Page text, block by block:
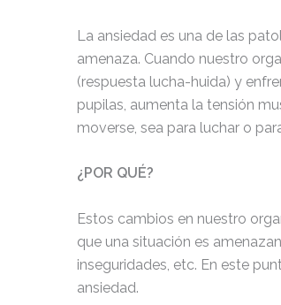
La ansiedad es una de las
amenaza. Cuando nuestro
(respuesta lucha-huida) y
pupilas, aumenta la tensión
moverse, sea para luchar o
¿POR QUÉ?
Estos cambios en nuestro
que una situación es
inseguridades, etc. En este
ansiedad.